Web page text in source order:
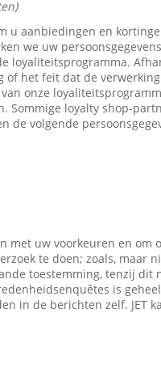
u aanbiedingen en
we uw
loyaliteitsprogramma.
het feit dat de
onze
loyalty shop-
de volgende
met uw voorkeuren en om
te doen; zoals, maar
toestemming, tenzij dit
is
in de berichten zelf. JET